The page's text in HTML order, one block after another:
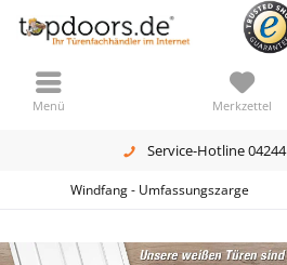
Service-Hotline
Merkzettel
Menü
Windfang - Umfassungszarge